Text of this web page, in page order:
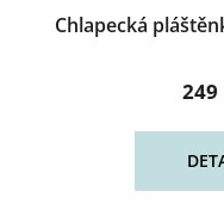
Chlapecká
249